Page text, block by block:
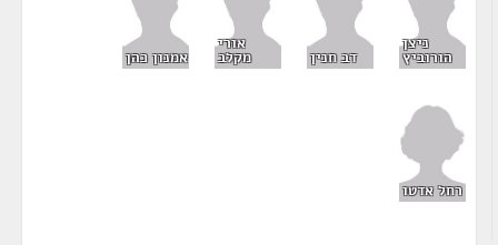
ניצן
הורוביץ דב חנין
אורי
מקלב אמנון כהן
רחל אדטו